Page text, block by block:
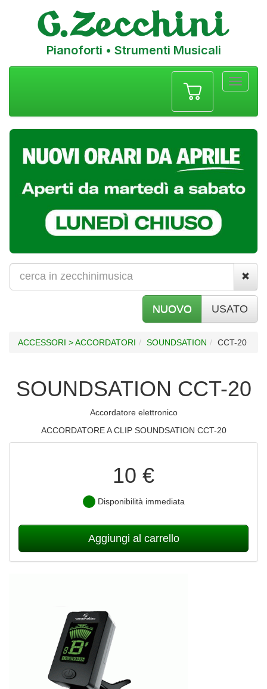
Pianoforti • Strumenti Musicali
NUOVO USATO
ACCESSORI > ACCORDATORI SOUNDSATION CCT-20
SOUNDSATION CCT-20
Accordatore elettronico
ACCORDATORE A CLIP SOUNDSATION CCT-20
10 €
Disponibilità immediata
Aggiungi al carrello